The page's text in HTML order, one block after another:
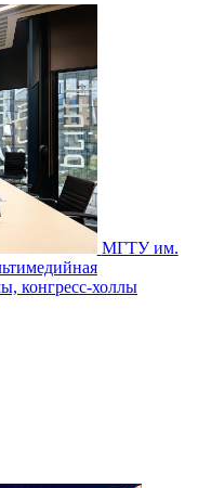
МГТУ им.
конгресс-холлы